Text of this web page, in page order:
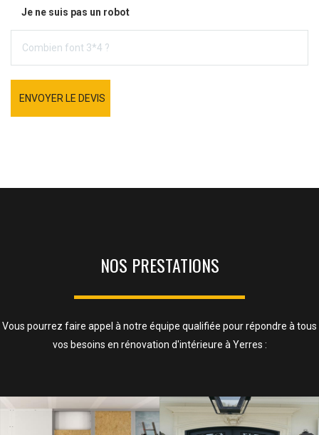
Je ne suis pas un robot
ENVOYER LE DEVIS
NOS PRESTATIONS
Vous pourrez faire appel à notre équipe qualifiée pour répondre à tous
vos besoins en rénovation d'intérieure à Yerres :
ISOLATION, CLOISONS ET FAUX
PLAFOND